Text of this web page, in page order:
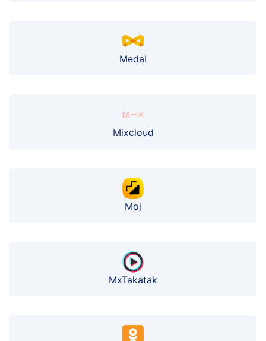
Medal
Mixcloud
Moj
MxTakatak